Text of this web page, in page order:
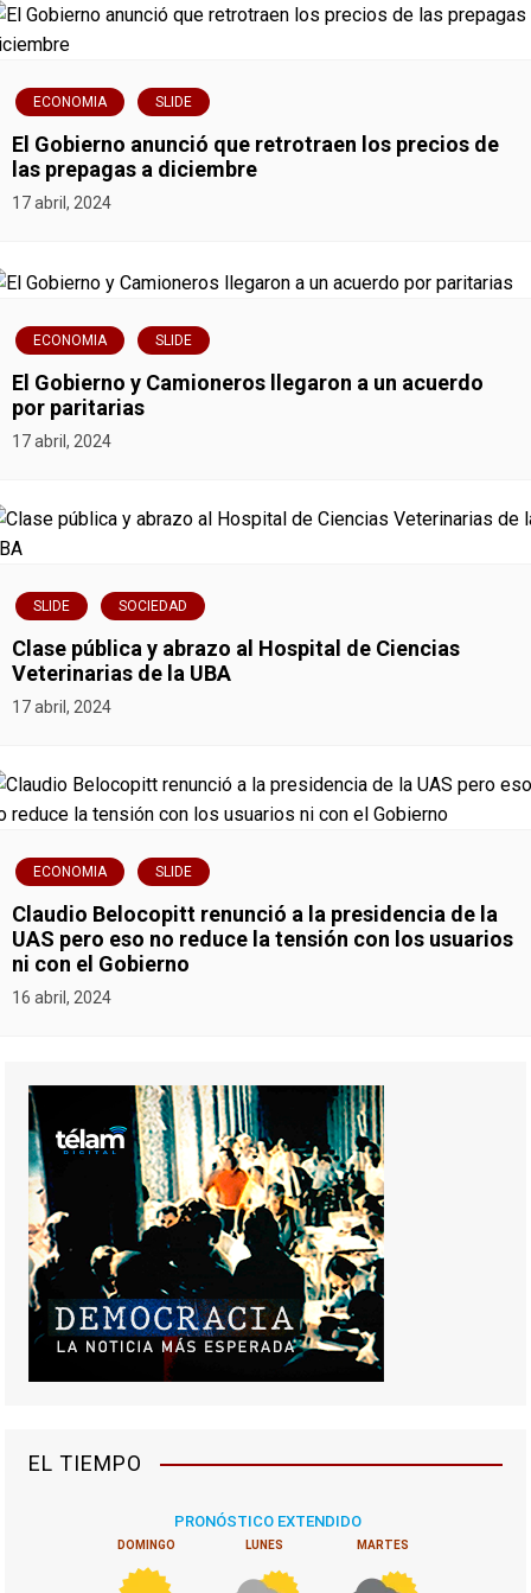
s
ECONOMIA SLIDE
El Gobierno anunció que retrotraen los precios de
las prepagas a diciembre
17 abril, 2024
ECONOMIA SLIDE
El Gobierno y Camioneros llegaron a un acuerdo
por paritarias
17 abril, 2024
SLIDE SOCIEDAD
Clase pública y abrazo al Hospital de Ciencias
Veterinarias de la UBA
17 abril, 2024
ECONOMIA SLIDE
Claudio Belocopitt renunció a la presidencia de la
UAS pero eso no reduce la tensión con los usuarios
ni con el Gobierno
16 abril, 2024
EL TIEMPO